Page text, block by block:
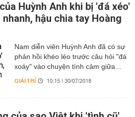
Huỳnh Anh khi bị 'đá xéo'
hậu chia tay Hoàng
Nam diễn viên Huỳnh Anh đã có sự
phản hồi khéo léo trước câu hỏi "đá
xoáy" vào chuyện tình cảm giữa...
GIẢI TRÍ 10:15 | 30/07/2018